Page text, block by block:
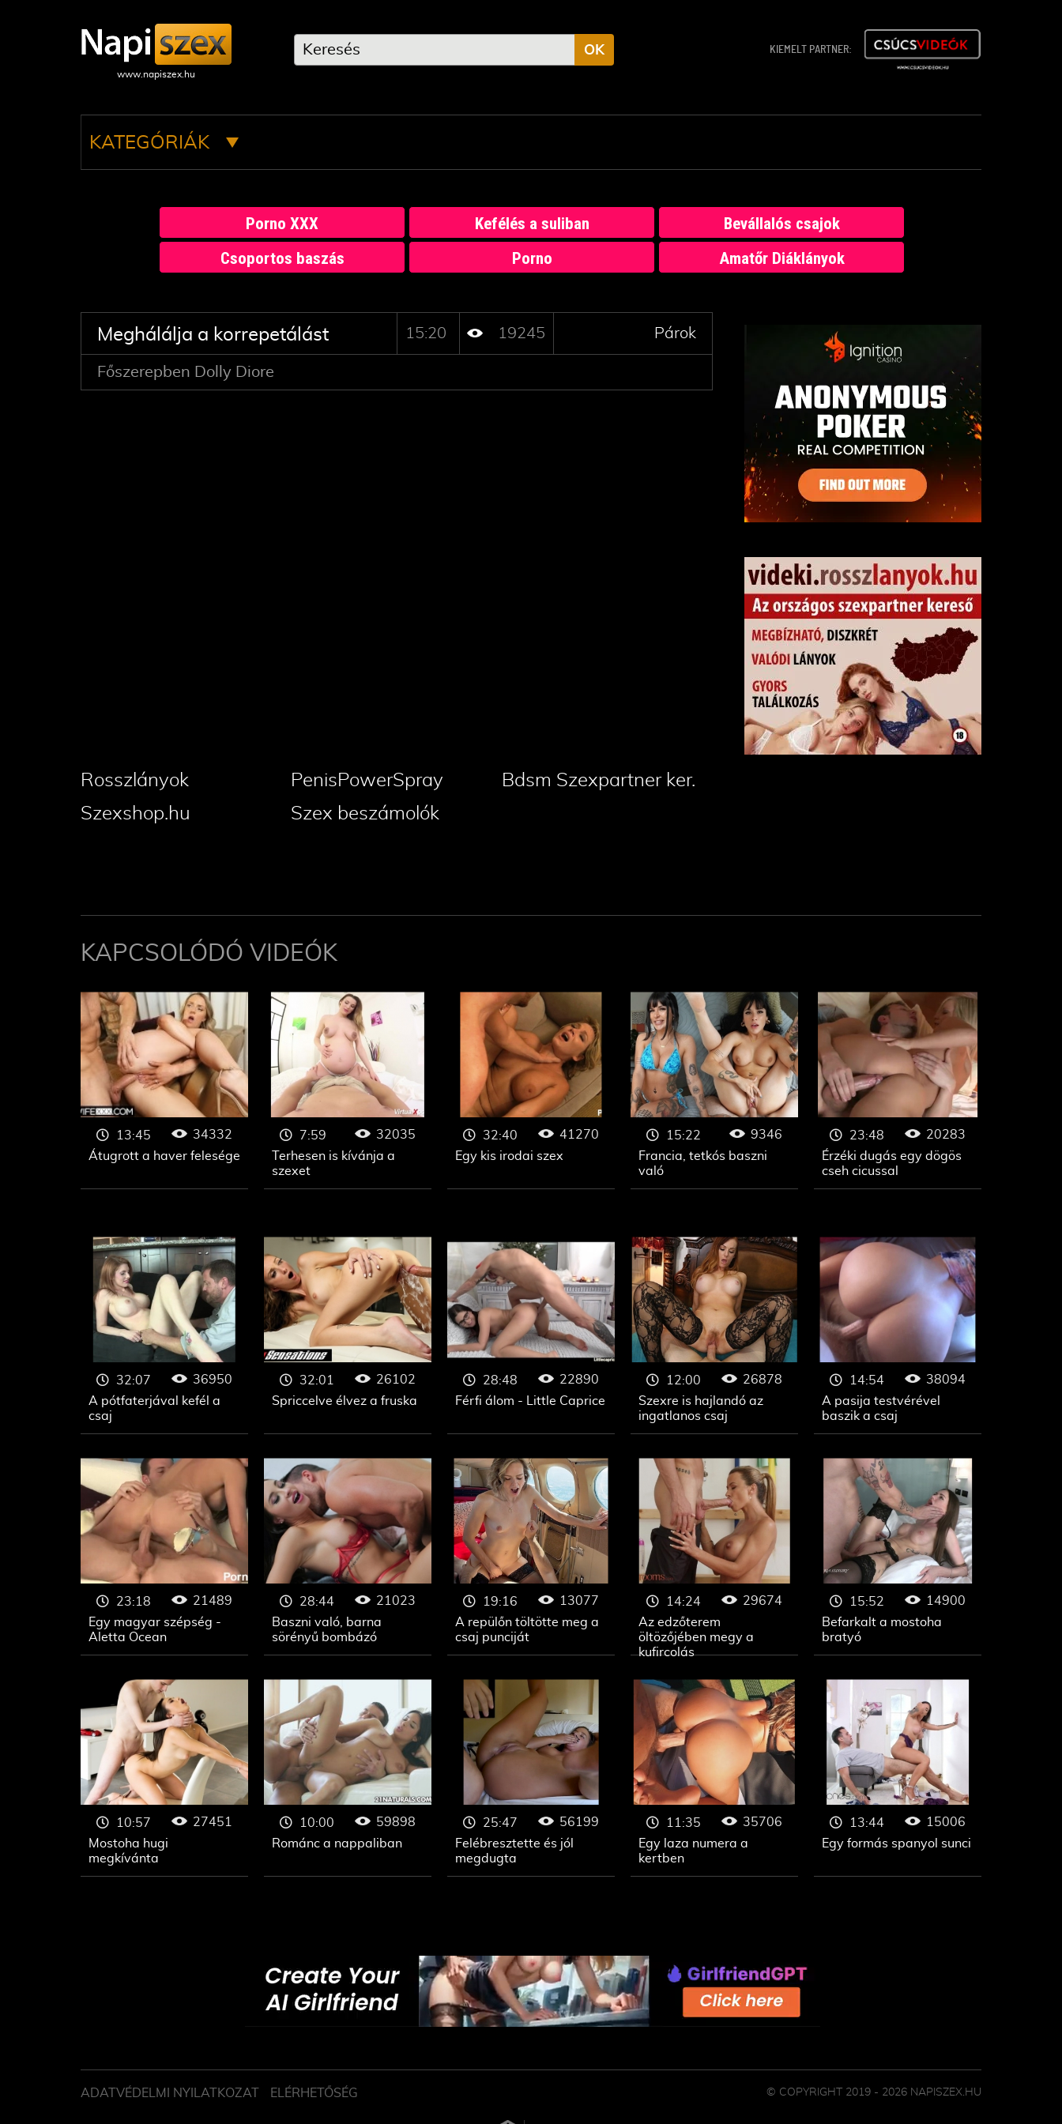
KIEMELT PARTNER:
KATEGÓRIÁK
OK
Porno XXX Kefélés a suliban
Bevállalós csajok
Csoportos baszás
Porno Amatőr Diáklányok
Meghálálja a korrepetálást 15:20 19245 Párok
Főszerepben Dolly Diore
Rosszlányok PenisPowerSpray
Bdsm Szexpartner ker.
Szexshop.hu
Szex beszámolók
KAPCSOLÓDÓ VIDEÓK
Átugrott a haver felesége
13:45
34332
Terhesen is kívánja a
szexet
7:59
32035
Egy kis irodai szex
32:40
41270
Francia, tetkós baszni
való
15:22
9346
Érzéki dugás egy dögös
cseh cicussal
23:48 20283
A pótfaterjával kefél a
csaj
32:07
36950
Spriccelve élvez a fruska
32:01
26102
Férfi álom - Little Caprice
28:48
22890
Szexre is hajlandó az
ingatlanos csaj
12:00
26878
A pasija testvérével
baszik a csaj
14:54 38094
Egy magyar szépség -
Aletta Ocean
23:18
21489
Baszni való, barna
sörényű bombázó
28:44
21023
A repülőn töltötte meg a
csaj punciját
19:16
13077
Az edzőterem
öltözőjében megy a
kufircolás
14:24
29674
Befarkalt a mostoha
bratyó
15:52 14900
Mostoha hugi
megkívánta
10:57
27451
Románc a nappaliban
10:00
59898
Felébresztette és jól
megdugta
25:47
56199
Egy laza numera a
kertben
11:35
35706
Egy formás spanyol sunci
13:44 15006
ADATVÉDELMI NYILATKOZAT ELÉRHETŐSÉG © COPYRIGHT 2019 - 2026 NAPISZEX.HU